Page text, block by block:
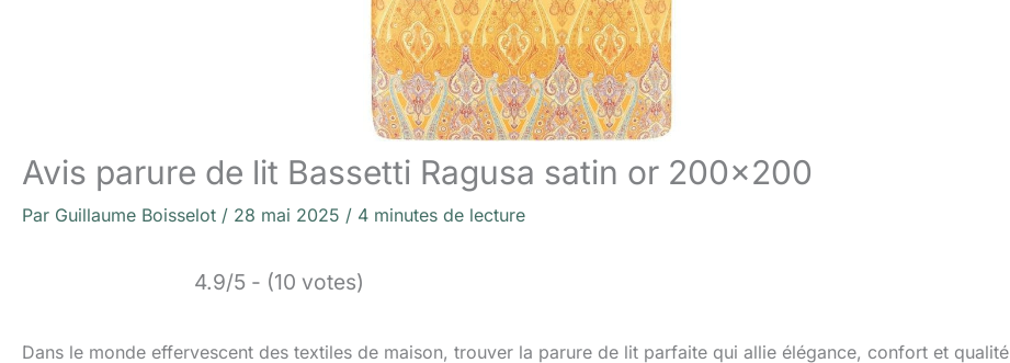
Avis parure de lit Bassetti Ragusa satin or 200×200
Par Guillaume Boisselot / 28 mai 2025 / 4 minutes de lecture
4.9/5 - (10 votes)
Dans le monde effervescent des textiles de maison, trouver la parure de lit parfaite qui allie élégance, confort et qualité